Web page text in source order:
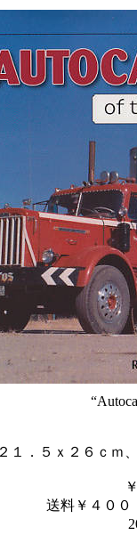
２１．５ｘ２６ｃｍ
送料￥４００